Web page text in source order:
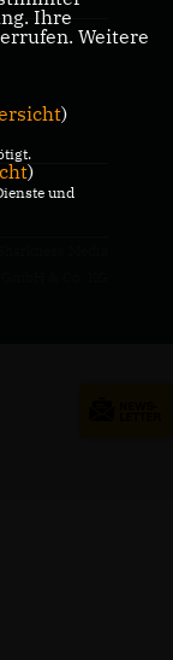
Media
Ihre
Weitere
)
)
und